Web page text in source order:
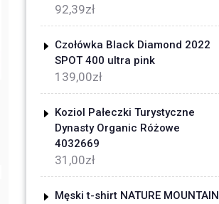
92,39zł
Czołówka Black Diamond 2022
SPOT 400 ultra pink
139,00zł
Koziol Pałeczki Turystyczne
Dynasty Organic Różowe
4032669
31,00zł
Męski t-shirt NATURE MOUNTAIN